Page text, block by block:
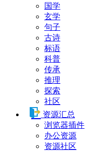
国学
玄学
句子
古诗
标语
科普
传承
推理
探索
社区
资源汇总
浏览器插件
办公资源
资源社区